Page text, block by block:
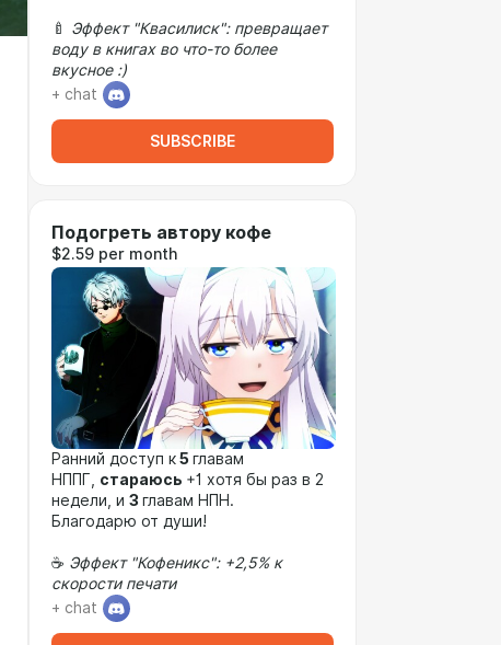
🍼 Эффект "Квасилиск": превращает
воду в книгах во что-то более
вкусное :)
+ chat
SUBSCRIBE
Подогреть автору кофе
$2.59 per month
Ранний доступ к5главам
НППГ, стараюсь +1 хотя бы раз в 2
недели, и 3 главам НПН.
Благодарю от души!
☕ Эффект "Кофеникс": +2,5% к
скорости печати
+ chat